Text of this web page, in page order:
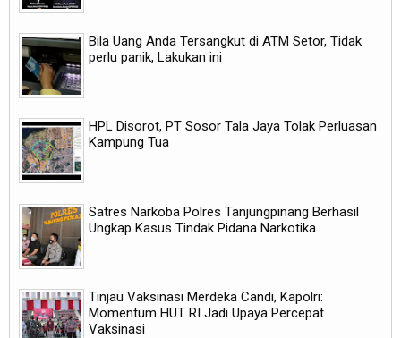
Bila Uang Anda Tersangkut di ATM Setor, Tidak
perlu panik, Lakukan ini
HPL Disorot, PT Sosor Tala Jaya Tolak Perluasan
Kampung Tua
Satres Narkoba Polres Tanjungpinang Berhasil
Ungkap Kasus Tindak Pidana Narkotika
Tinjau Vaksinasi Merdeka Candi, Kapolri:
Momentum HUT RI Jadi Upaya Percepat
Vaksinasi